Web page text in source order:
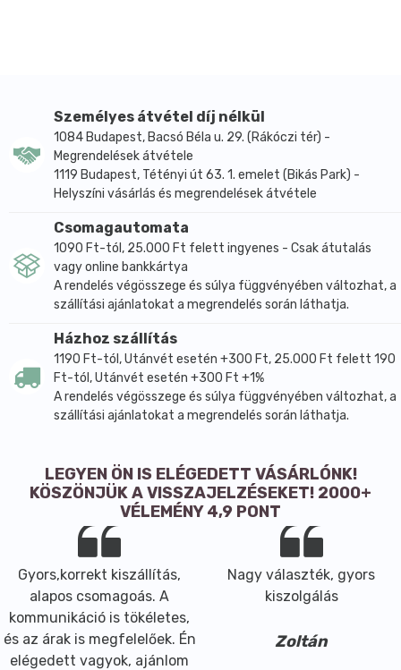
Tisztítják a felső légutakat
Adagolás:
2-3 óránként 1 pasztilla, napi maximum 10 pasztilla. 3-
12 éves kor között maximum napi 5 pasztilla.
Összetevők:
Izlandi zuzmó-kivonat 100 mg, szemvidító fű-kivonat
20 mg, mályva-kivonat 20 mg, C-vitamin 30 mg,
segédanyagok: glükóz-szirup, méz, mentol, fenyőolaj,
szibériai fenyőolaj, ánizsolaj, csalán-kivonat,
természetes aroma: ananász-, narancs-aroma,
citromsav (E330), víz, színezékek: réz-komplex, klorofi
ll (E141), kurkumin (E100).
A kockázatokról és mellékhatásokról olvassa el a
betegtájékoztatót, vagy kérdezze meg kezelőorvosát,
gyógyszerészét!
Személyes átvétel díj nélkül
1084 Budapest, Bacsó Béla u. 29. (Rákóczi tér) -
Megrendelések átvétele
1119 Budapest, Tétényi út 63. 1. emelet (Bikás Park) -
Helyszíni vásárlás és megrendelések átvétele
Csomagautomata
1090 Ft-tól, 25.000 Ft felett ingyenes - Csak átutalás
vagy online bankkártya
A rendelés végösszege és súlya függvényében változhat, a
szállítási ajánlatokat a megrendelés során láthatja.
Házhoz szállítás
1190 Ft-tól, Utánvét esetén +300 Ft, 25.000 Ft felett 190
Ft-tól, Utánvét esetén +300 Ft +1%
A rendelés végösszege és súlya függvényében változhat, a
szállítási ajánlatokat a megrendelés során láthatja.
LEGYEN ÖN IS ELÉGEDETT VÁSÁRLÓNK!
KÖSZÖNJÜK A VISSZAJELZÉSEKET! 2000+
VÉLEMÉNY 4,9 PONT
Gyors,korrekt kiszállítás,
alapos csomagoás. A
kommunikáció is tökéletes,
és az árak is megfelelőek. Én
elégedett vagyok, ajánlom
Nagy választék, gyors
kiszolgálás
Zoltán